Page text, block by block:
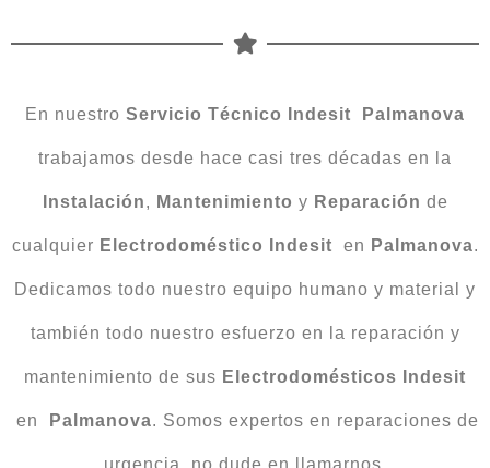
En nuestro Servicio Técnico Indesit Palmanova
trabajamos desde hace casi tres décadas en la
Instalación, Mantenimiento y Reparación de
cualquier Electrodoméstico Indesit en Palmanova.
Dedicamos todo nuestro equipo humano y material y
también todo nuestro esfuerzo en la reparación y
mantenimiento de sus Electrodomésticos Indesit
en Palmanova. Somos expertos en reparaciones de